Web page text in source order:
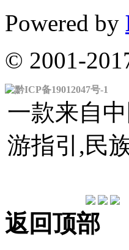
Powered by
© 2001-
黔ICP备19012047号-1
一款来自
游指引,民
返回顶部